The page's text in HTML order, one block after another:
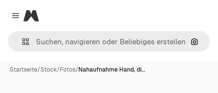
Close menu
Magnific
Nach
Startseite/Stock/Fotos/Nahaufnahme Hand, di…